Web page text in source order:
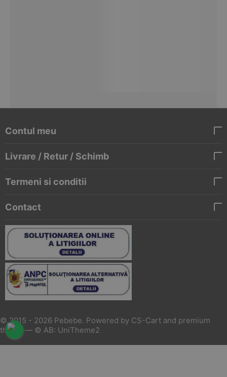
Contul meu
Livrare / Retur / Schimb
Termeni si conditii
Contact
© 2015 - 2026 Pebebe. Powered by CS-Cart and premium
theme — © AB: UniTheme2